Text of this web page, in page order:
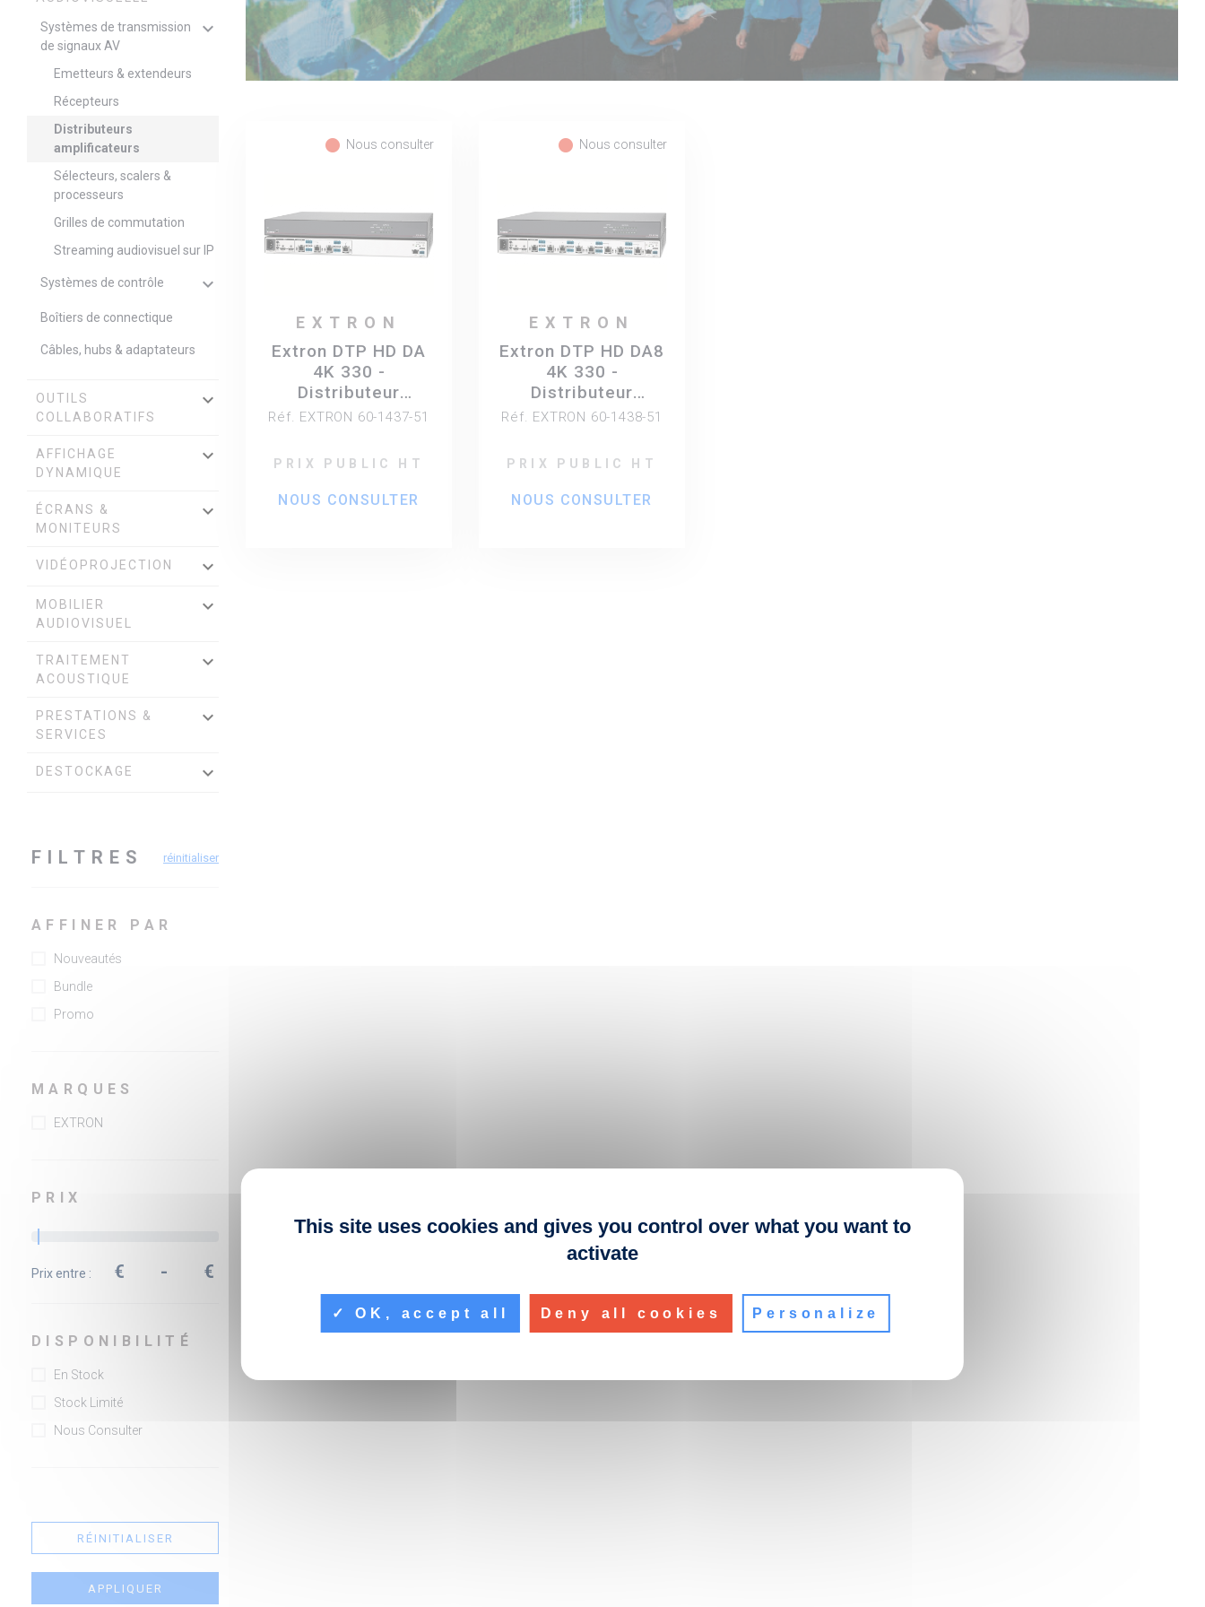
Systèmes de transmission
de signaux AV
keyboard_arrow_down
Emetteurs & extendeurs
Récepteurs
Distributeurs
amplificateurs
Sélecteurs, scalers &
processeurs
Grilles de commutation
Streaming audiovisuel sur IP
Systèmes de contrôle keyboard_arrow_down
Boîtiers de connectique
Câbles, hubs & adaptateurs
OUTILS
COLLABORATIFS
keyboard_arrow_down
AFFICHAGE
DYNAMIQUE
keyboard_arrow_down
ÉCRANS &
MONITEURS
keyboard_arrow_down
VIDÉOPROJECTION keyboard_arrow_down
MOBILIER
AUDIOVISUEL
keyboard_arrow_down
TRAITEMENT
ACOUSTIQUE
keyboard_arrow_down
PRESTATIONS &
SERVICES
keyboard_arrow_down
DESTOCKAGE keyboard_arrow_down
FILTRES réinitialiser
AFFINER PAR
Nouveautés
Bundle
Promo
MARQUES
EXTRON
PRIX
Prix entre : € - €
DISPONIBILITÉ
En Stock
Stock Limité
Nous Consulter
RÉINITIALISER
APPLIQUER
fiber_manual_record Nous consulter
EXTRON
Extron DTP HD DA
4K 330 -
Distributeur
amplificateur DTP à
sorties -
Compatible
HDBaseT
Réf. EXTRON 60-1437-51
PRIX PUBLIC HT
NOUS CONSULTER
fiber_manual_record Nous consulter
EXTRON
Extron DTP HD DA8
4K 330 -
Distributeur
amplificateur DTP à
Compatible
HDBaseT
Réf. EXTRON 60-1438-51
PRIX PUBLIC HT
NOUS CONSULTER
This site uses cookies and gives you control over what you want to
activate
OK, accept all Deny all cookies Personalize